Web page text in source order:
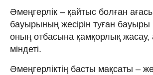
Әмеңгерлік – қайтыс болған
бауырының жесірін туған бауыры
оның отбасына қамқорлық жасау,
міндеті.
Әмеңгерліктің басты мақсаты –